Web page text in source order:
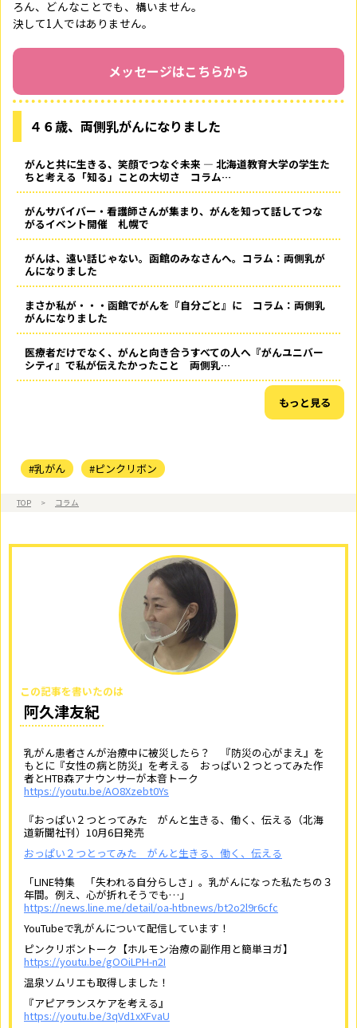
ろん、どんなことでも、構いません。
決して1人ではありません。
メッセージはこちらから
４６歳、両側乳がんになりました
がんと共に生きる、笑顔でつなぐ未来 ― 北海道教育大学の学生た
ちと考える「知る」ことの大切さ コラム…
がんサバイバー・看護師さんが集まり、がんを知って話してつな
がるイベント開催 札幌で
がんは、遠い話じゃない。函館のみなさんへ。コラム：両側乳が
んになりました
まさか私が・・・函館でがんを『自分ごと』に コラム：両側乳
がんになりました
医療者だけでなく、がんと向き合うすべての人へ――『がんユニバー
シティ』で私が伝えたかったこと 両側乳…
もっと見る
#乳がん #ピンクリボン
TOP > コラム
この記事を書いたのは
阿久津友紀
乳がん患者さんが治療中に被災したら？ 『防災の心がまえ』を
もとに『女性の病と防災』を考える おっぱい２つとってみた作
者とHTB森アナウンサーが本音トーク
https://youtu.be/AO8Xzebt0Ys
『おっぱい２つとってみた がんと生きる、働く、伝える（北海
道新聞社刊）10月6日発売
おっぱい２つとってみた がんと生きる、働く、伝える
「LINE特集 「失われる自分らしさ」。乳がんになった私たちの３
年間。例え、心が折れそうでも…」
https://news.line.me/detail/oa-htbnews/bt2o2l9r6cfc
YouTubeで乳がんについて配信しています！
ピンクリボントーク【ホルモン治療の副作用と簡単ヨガ】
https://youtu.be/gOOiLPH-n2I
温泉ソムリエも取得しました！
『アピアランスケアを考える』
https://youtu.be/3qVd1xXFvaU